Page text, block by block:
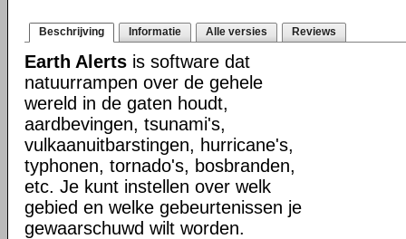
Beschrijving Informatie Alle versies Reviews
Earth Alerts is software dat
natuurrampen over de gehele
wereld in de gaten houdt,
aardbevingen, tsunami's,
vulkaanuitbarstingen, hurricane's,
typhonen, tornado's, bosbranden,
etc. Je kunt instellen over welk
gebied en welke gebeurtenissen je
gewaarschuwd wilt worden.